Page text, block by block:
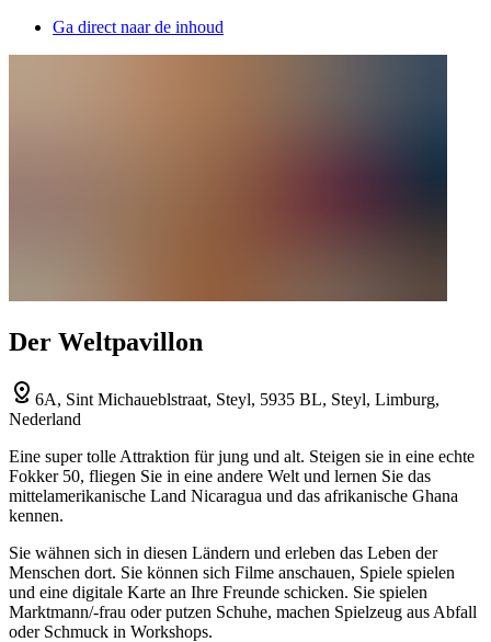
Ga direct naar de inhoud
Der Weltpavillon
6A, Sint Michaueblstraat, Steyl, 5935 BL, Steyl, Limburg,
Nederland
Eine super tolle Attraktion für jung und alt. Steigen sie in eine echte
Fokker 50, fliegen Sie in eine andere Welt und lernen Sie das
mittelamerikanische Land Nicaragua und das afrikanische Ghana
kennen.
Sie wähnen sich in diesen Ländern und erleben das Leben der
Menschen dort. Sie können sich Filme anschauen, Spiele spielen
und eine digitale Karte an Ihre Freunde schicken. Sie spielen
Marktmann/-frau oder putzen Schuhe, machen Spielzeug aus Abfall
oder Schmuck in Workshops.